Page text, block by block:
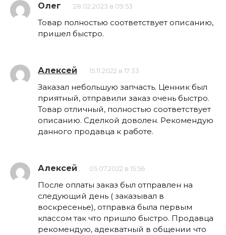
Олег 28.02.2023 в 09:53
Товар полностью соответствует описанию,
пришел быстро.
Алексей 15.11.2022 в 17:33
Заказал небольшую запчасть. Ценник был
приятный, отправили заказ очень быстро.
Товар отличный, полностью соответствует
описанию. Сделкой доволен. Рекомендую
данного продавца к работе.
Алексей 05.07.2022 в 15:56
После оплаты заказ был отправлен на
следующий день ( заказывал в
воскресенье), отправка была первым
классом так что пришло быстро. Продавца
рекомендую, адекватный в общении что